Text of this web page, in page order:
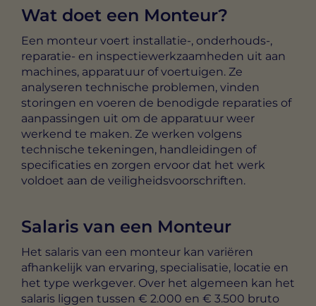
Wat doet een Monteur?
Een monteur voert installatie-, onderhouds-,
reparatie- en inspectiewerkzaamheden uit aan
machines, apparatuur of voertuigen. Ze
analyseren technische problemen, vinden
storingen en voeren de benodigde reparaties of
aanpassingen uit om de apparatuur weer
werkend te maken. Ze werken volgens
technische tekeningen, handleidingen of
specificaties en zorgen ervoor dat het werk
voldoet aan de veiligheidsvoorschriften.
Salaris van een Monteur
Het salaris van een monteur kan variëren
afhankelijk van ervaring, specialisatie, locatie en
het type werkgever. Over het algemeen kan het
salaris liggen tussen € 2.000 en € 3.500 bruto